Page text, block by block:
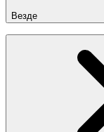
Везде